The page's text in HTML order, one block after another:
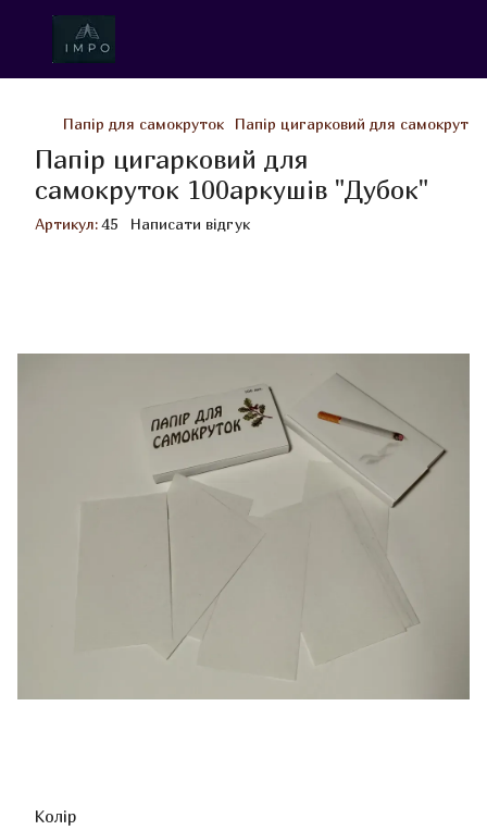
Папір для самокруток Папір цигарковий для
Папір цигарковий для
самокруток 100аркушів "Дубок"
Артикул:45 Написати відгук
Колір